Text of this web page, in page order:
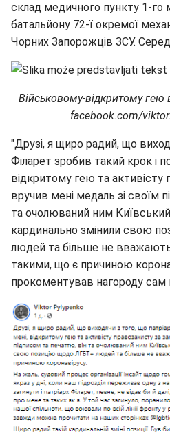
склад медичного пункту 1-го
батальйону 72-ї окремої
Чорних Запорожців ЗСУ.
Військовому-відкритому гею
facebook.com/
"Друзі, я щиро радий, що
Філарет зробив такий крок і
відкритому гею та активісту
вручив мені медаль зі своїм
та очолюваний ним Київський
кардинально змінили свою
людей та більше не
такими, що є причиною
прокоментував нагороду сам